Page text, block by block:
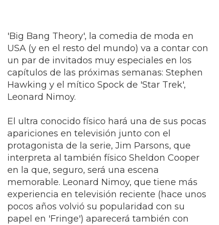
'Big Bang Theory', la comedia de moda en
USA (y en el resto del mundo) va a contar con
un par de invitados muy especiales en los
capítulos de las próximas semanas: Stephen
Hawking y el mítico Spock de 'Star Trek',
Leonard Nimoy.
El ultra conocido físico hará una de sus pocas
apariciones en televisión junto con el
protagonista de la serie, Jim Parsons, que
interpreta al también físico Sheldon Cooper
en la que, seguro, será una escena
memorable. Leonard Nimoy, que tiene más
experiencia en televisión reciente (hace unos
pocos años volvió su popularidad con su
papel en 'Fringe') aparecerá también con